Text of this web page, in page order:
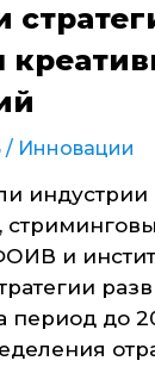
/ Инновации
индустрии
и
период до